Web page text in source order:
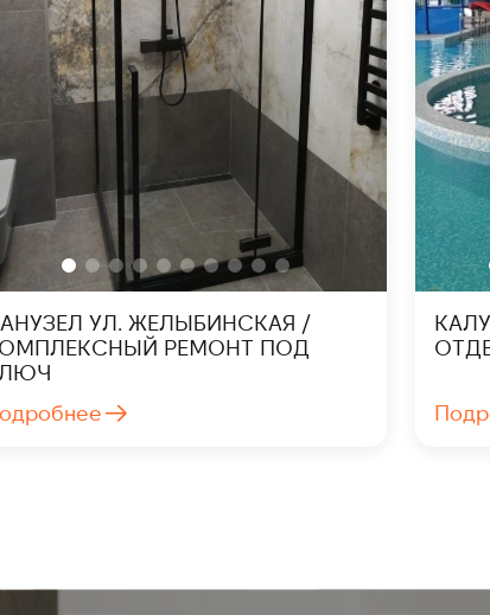
УЛ. ЖЕЛЫБИНСКАЯ /
РЕМОНТ ПОД